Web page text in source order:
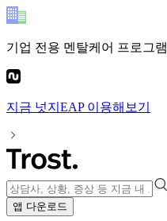
기업 전용 멘탈케어 프로그램
지금 넛지EAP이용해보기
앱 다운로드